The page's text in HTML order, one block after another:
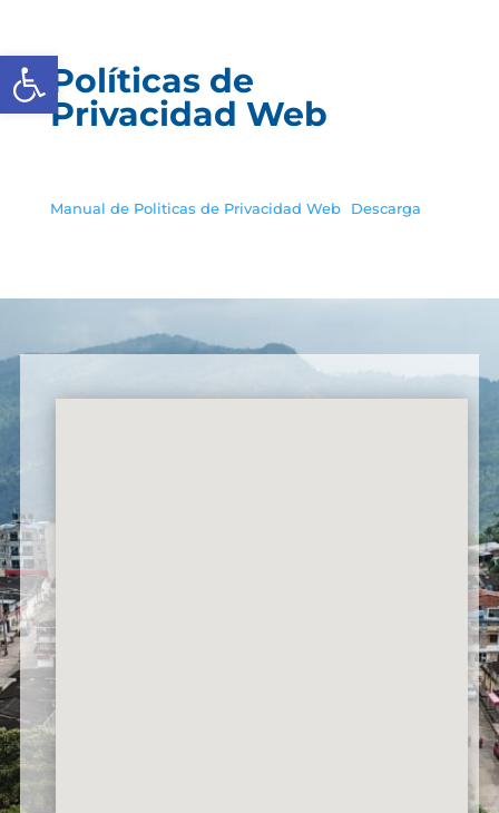
Abrir barra de herramientas
Políticas de
Privacidad Web
Manual de Politicas de Privacidad Web Descarga